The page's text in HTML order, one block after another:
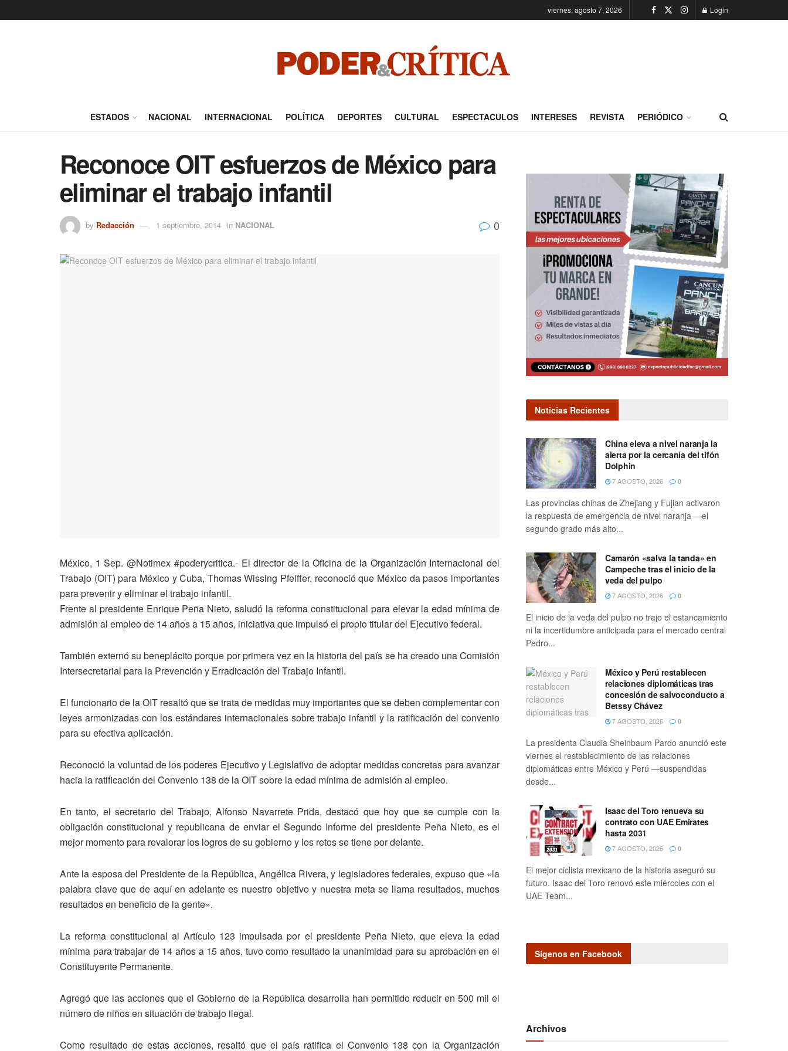
viernes, agosto 7, 2026 Login
ESTADOS NACIONAL INTERNACIONAL POLÍTICA DEPORTES CULTURAL ESPECTACULOS INTERESES REVISTA PERIÓDICO
Reconoce OIT esfuerzos de México para
eliminar el trabajo infantil
by Redacción 1 septiembre, 2014 in NACIONAL 0
México, 1 Sep. @Notimex #poderycritica.- El director de la Oficina de la Organización Internacional del
Trabajo (OIT) para México y Cuba, Thomas Wissing Pfeiffer, reconoció que México da pasos importantes
para prevenir y eliminar el trabajo infantil.
Frente al presidente Enrique Peña Nieto, saludó la reforma constitucional para elevar la edad mínima de
admisión al empleo de 14 años a 15 años, iniciativa que impulsó el propio titular del Ejecutivo federal.
También externó su beneplácito porque por primera vez en la historia del país se ha creado una Comisión
Intersecretarial para la Prevención y Erradicación del Trabajo Infantil.
El funcionario de la OIT resaltó que se trata de medidas muy importantes que se deben complementar con
leyes armonizadas con los estándares internacionales sobre trabajo infantil y la ratificación del convenio
para su efectiva aplicación.
Reconoció la voluntad de los poderes Ejecutivo y Legislativo de adoptar medidas concretas para avanzar
hacia la ratificación del Convenio 138 de la OIT sobre la edad mínima de admisión al empleo.
En tanto, el secretario del Trabajo, Alfonso Navarrete Prida, destacó que hoy que se cumple con la
obligación constitucional y republicana de enviar el Segundo Informe del presidente Peña Nieto, es el
mejor momento para revalorar los logros de su gobierno y los retos se tiene por delante.
Ante la esposa del Presidente de la República, Angélica Rivera, y legisladores federales, expuso que «la
palabra clave que de aquí en adelante es nuestro objetivo y nuestra meta se llama resultados, muchos
resultados en beneficio de la gente».
La reforma constitucional al Artículo 123 impulsada por el presidente Peña Nieto, que eleva la edad
mínima para trabajar de 14 años a 15 años, tuvo como resultado la unanimidad para su aprobación en el
Constituyente Permanente.
Agregó que las acciones que el Gobierno de la República desarrolla han permitido reducir en 500 mil el
número de niños en situación de trabajo ilegal.
Como resultado de estas acciones, resaltó que el país ratifica el Convenio 138 con la Organización
Noticias Recientes
China eleva a nivel naranja la
alerta por la cercanía del tifón
Dolphin
7 AGOSTO, 2026 0
Las provincias chinas de Zhejiang y Fujian activaron
la respuesta de emergencia de nivel naranja —el
segundo grado más alto...
Camarón «salva la tanda» en
Campeche tras el inicio de la
veda del pulpo
7 AGOSTO, 2026 0
El inicio de la veda del pulpo no trajo el estancamiento
ni la incertidumbre anticipada para el mercado central
Pedro...
México y Perú restablecen
relaciones diplomáticas tras
concesión de salvoconducto a
Betssy Chávez
7 AGOSTO, 2026 0
La presidenta Claudia Sheinbaum Pardo anunció este
viernes el restablecimiento de las relaciones
diplomáticas entre México y Perú —suspendidas
desde...
Isaac del Toro renueva su
contrato con UAE Emirates
hasta 2031
7 AGOSTO, 2026 0
El mejor ciclista mexicano de la historia aseguró su
futuro. Isaac del Toro renovó este miércoles con el
UAE Team...
Sígenos en Facebook
Archivos